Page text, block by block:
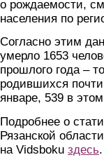
о рождаемости,
населения по
Согласно этим
умерло 1653
прошлого года –
родившихся
январе, 539 в
Подробнее о
Рязанской
на Vidsboku здесь.